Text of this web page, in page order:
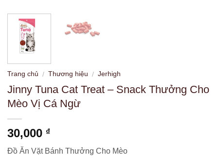
Trang chủ / Thương hiệu / Jerhigh
Jinny Tuna Cat Treat – Snack Thưởng Cho
Mèo Vị Cá Ngừ
30,000 ₫
Đồ Ăn Vặt Bánh Thưởng Cho Mèo